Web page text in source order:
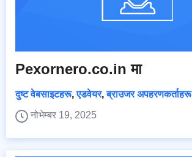
Pexornero.co.in मा
दुष्ट वेबसाइटहरू,एडवेयर,ब्राउजर अपहरणकर्ताहरू
नोभेम्बर 19, 2025